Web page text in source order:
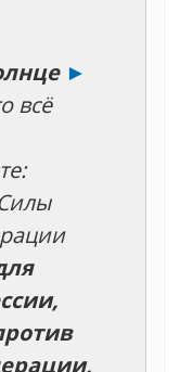
►
всё